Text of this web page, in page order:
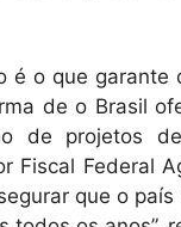
é o que garante
de o Brasil
de projetos
Fiscal Federal
que o